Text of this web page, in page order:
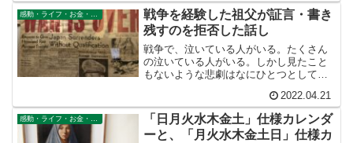
戦争を経験した祖父が証言・書き
残すのを拒否した話し
戦争で、泣いている人がいる。たくさん
の泣いている人がいる。しかし見たこと
もないような悲劇はなにひとつとしてな
たことばかりだ。すでに知っている悲劇
ばかりだ。真新しいことは何一つ経験し
なかったとさえいえる。
2022.04.21
感動・ライフ・お金・仕事
「日月火水木金土」仕様カレンダ
ーと、「月火水木金土日」仕様カ